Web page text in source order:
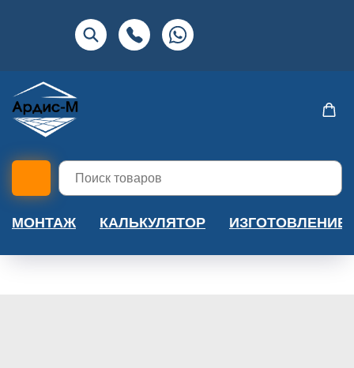
МОНТАЖ КАЛЬКУЛЯТОР ИЗГОТОВЛЕНИЕ